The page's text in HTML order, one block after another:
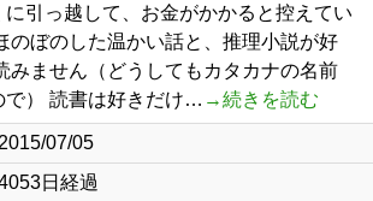
引っ越して、お金がかかると控えてい
のぼのした温かい話と、推理小説が好
みません（どうしてもカタカナの名前
で） 読書は好きだけ… →続きを読む
2015/07/05
日経過